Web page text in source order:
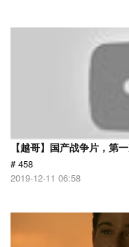
【越哥】国产战争片，第
# 458
2019-12-11 06:58